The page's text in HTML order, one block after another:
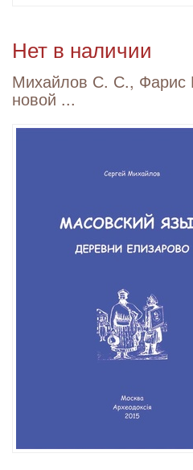
Нет в наличии
Михайлов С. С., Фарис
новой ...